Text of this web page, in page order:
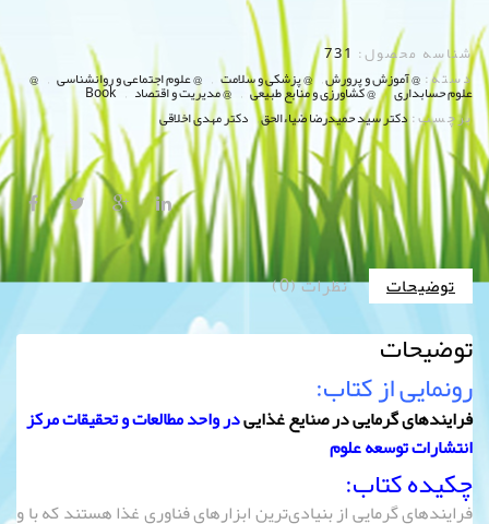
شناسه محصول: 731
دسته: @ آموزش و پرورش, @ پزشکی و سلامت , @ علوم اجتماعی و روانشناسی ,
@
علوم حسابداری , @ کشاورزی و منابع طبیعی , @ مدیریت و اقتصاد ,
Book
برچسب:دکتر سيد حميدرضا ضياءالحق, دکتر مهدی اخلاقی
توضیحات نظرات (0)
توضیحات
رونمایی از کتاب:
فرایندهای گرمایی در صنایع غذاییدر واحد مطالعات و تحقیقات مرکز
انتشارات توسعه علوم
چکیده کتاب:
فرایندهای گرمایی از بنیادی‌ترین ابزارهای فناوری غذا هستند که با و